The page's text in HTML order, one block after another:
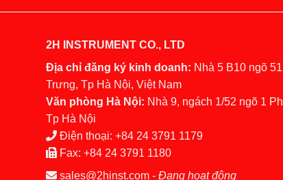
2H INSTRUMENT CO., LTD
Địa chỉ đăng ký kinh doanh: Nhà 5 B10 ngõ
Trưng, Tp Hà Nội, Việt Nam
Văn phòng Hà Nội: Nhà 9, ngách 1/52 ngõ 1
Tp Hà Nội
Điện thoại: +84 24 3791 1179
Fax: +84 24 3791 1180
sales@2hinst.com - Đang hoạt động